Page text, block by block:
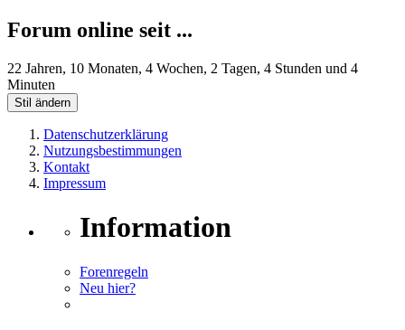
Forum online seit ...
22 Jahren, 10 Monaten, 4 Wochen, 2 Tagen, 4 Stunden und 4
Minuten
Stil ändern
Datenschutzerklärung
Nutzungsbestimmungen
Kontakt
Impressum
Information
Forenregeln
Neu hier?